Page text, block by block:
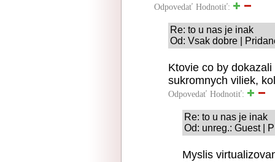
Odpovedať Hodnotiť:
Re: to u nas je inak
Od: Vsak dobre |
Ktovie co by
sukromnych viliek,
Odpovedať Hodnotiť:
Re: to u nas je inak
Od: unreg.: Guest |
Myslis